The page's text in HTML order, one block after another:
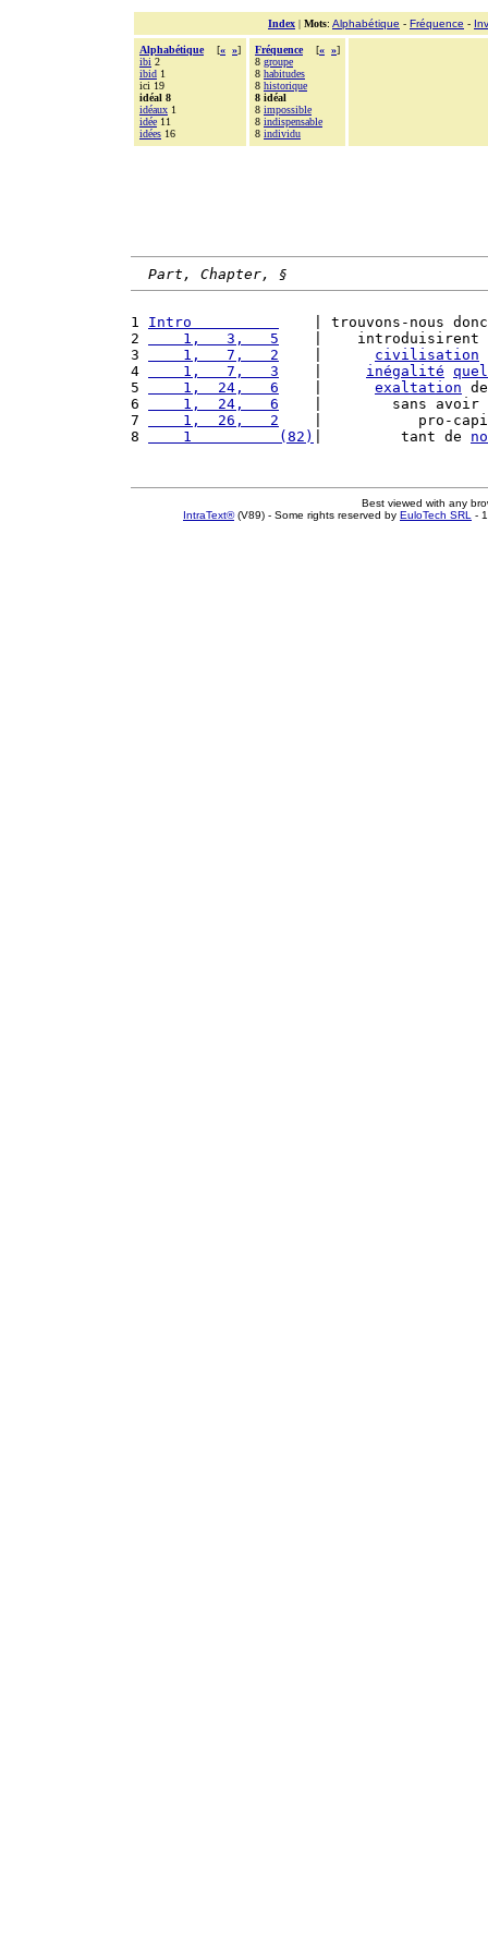
Index | Mots: Alphabétique - Fréquence -
Alphabétique [« »]
ibi 2
ibid 1
ici 19
idéal 8
idéaux 1
idée 11
idées 16
Fréquence [« »]
8 groupe
8 habitudes
8 historique
8 idéal
8 impossible
8 indispensable
8 individu
Part, Chapter, §
1 Intro
| trouvons-nous
2
    1,   3,   5
|
3
    1,   7,   2
civilisation
4
    1,   7,   3
inégalité
5
    1,  24,   6
exaltation
6
    1,  24,   6
    |        sans avoir
7
    1,  26,   2
|           pro-
8
    1          (82)
|         tant de
Best viewed with any
IntraText®(V89) - Some rights reserved by EuloTech SRL -